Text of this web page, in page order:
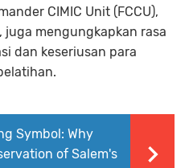
CIMIC Unit (FCCU),
juga mengungkapkan rasa
dan keseriusan para
Symbol: Why
of Salem's